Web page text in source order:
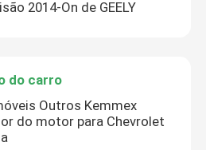
2014-On de GEELY
do carro
Outros Kemmex
do motor para Chevrolet